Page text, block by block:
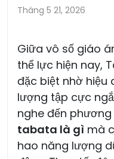
Tháng 5 21, 2026
Giữa vô số giáo
thể lực hiện nay,
đặc biệt nhờ hiệu
lượng tập cực
nghe đến
tabata là gì mà
hao năng lượng